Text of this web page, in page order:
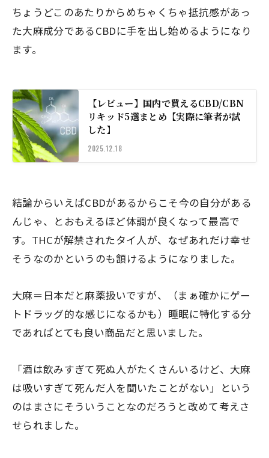
ちょうどこのあたりからめちゃくちゃ抵抗感があっ
た大麻成分であるCBDに手を出し始めるようになり
ます。
【レビュー】国内で買えるCBD/CBN
リキッド5選まとめ【実際に筆者が試
した】
2025.12.18
結論からいえばCBDがあるからこそ今の自分がある
んじゃ、とおもえるほど体調が良くなって最高で
す。THCが解禁されたタイ人が、なぜあれだけ幸せ
そうなのかというのも頷けるようになりました。
大麻＝日本だと麻薬扱いですが、（まぁ確かにゲー
トドラッグ的な感じになるかも）睡眠に特化する分
であればとても良い商品だと思いました。
「酒は飲みすぎて死ぬ人がたくさんいるけど、大麻
は吸いすぎて死んだ人を聞いたことがない」という
のはまさにそういうことなのだろうと改めて考えさ
せられました。